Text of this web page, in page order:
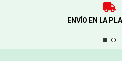
ENVÍO EN LA